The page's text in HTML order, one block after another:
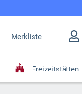
Merkliste
Freizeitstätten